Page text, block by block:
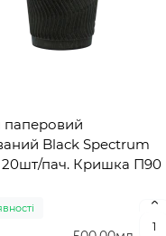
паперовий
Black Spectrum
пач. Кришка П90